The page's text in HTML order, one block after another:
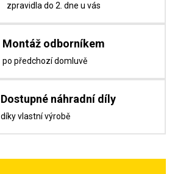
zpravidla do 2. dne u vás
Montáž odborníkem
po předchozí domluvě
Dostupné náhradní díly
díky vlastní výrobě